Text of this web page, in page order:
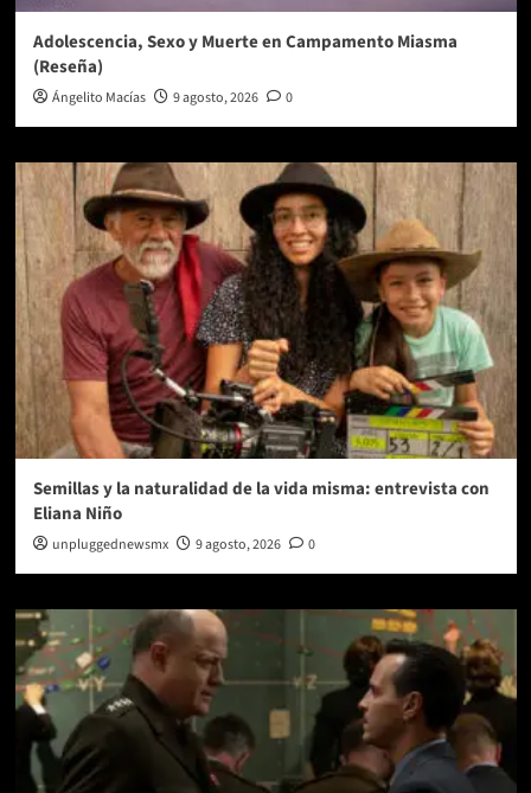
Adolescencia, Sexo y Muerte en Campamento Miasma
(Reseña)
Ángelito Macías 9 agosto, 2026 0
Semillas y la naturalidad de la vida misma: entrevista con
Eliana Niño
unpluggednewsmx 9 agosto, 2026 0